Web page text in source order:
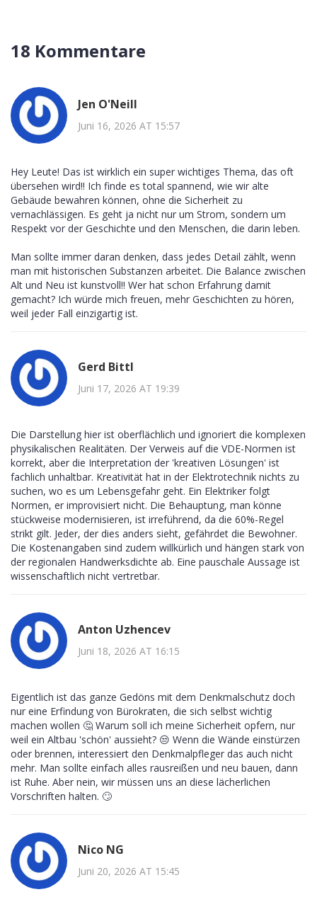
18 Kommentare
Jen O'Neill
Juni 16, 2026 AT 15:57
Hey Leute! Das ist wirklich ein super wichtiges Thema, das oft
übersehen wird!! Ich finde es total spannend, wie wir alte
Gebäude bewahren können, ohne die Sicherheit zu
vernachlässigen. Es geht ja nicht nur um Strom, sondern um
Respekt vor der Geschichte und den Menschen, die darin leben.
Man sollte immer daran denken, dass jedes Detail zählt, wenn
man mit historischen Substanzen arbeitet. Die Balance zwischen
Alt und Neu ist kunstvoll!! Wer hat schon Erfahrung damit
gemacht? Ich würde mich freuen, mehr Geschichten zu hören,
weil jeder Fall einzigartig ist.
Gerd Bittl
Juni 17, 2026 AT 19:39
Die Darstellung hier ist oberflächlich und ignoriert die komplexen
physikalischen Realitäten. Der Verweis auf die VDE-Normen ist
korrekt, aber die Interpretation der 'kreativen Lösungen' ist
fachlich unhaltbar. Kreativität hat in der Elektrotechnik nichts zu
suchen, wo es um Lebensgefahr geht. Ein Elektriker folgt
Normen, er improvisiert nicht. Die Behauptung, man könne
stückweise modernisieren, ist irreführend, da die 60%-Regel
strikt gilt. Jeder, der dies anders sieht, gefährdet die Bewohner.
Die Kostenangaben sind zudem willkürlich und hängen stark von
der regionalen Handwerksdichte ab. Eine pauschale Aussage ist
wissenschaftlich nicht vertretbar.
Anton Uzhencev
Juni 18, 2026 AT 16:15
Eigentlich ist das ganze Gedöns mit dem Denkmalschutz doch
nur eine Erfindung von Bürokraten, die sich selbst wichtig
machen wollen 🤔 Warum soll ich meine Sicherheit opfern, nur
weil ein Altbau 'schön' aussieht? 😒 Wenn die Wände einstürzen
oder brennen, interessiert den Denkmalpfleger das auch nicht
mehr. Man sollte einfach alles rausreißen und neu bauen, dann
ist Ruhe. Aber nein, wir müssen uns an diese lächerlichen
Vorschriften halten. 🙄
Nico NG
Juni 20, 2026 AT 15:45